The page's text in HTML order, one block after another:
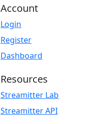
Account
Login
Register
Dashboard
Resources
Streamitter Lab
Streamitter API